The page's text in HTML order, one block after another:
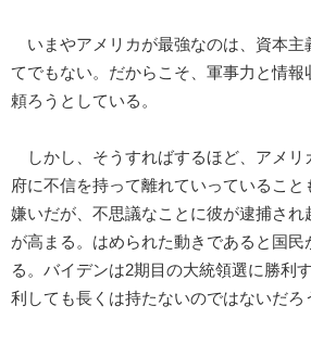
いまやアメリカが最強なのは、資本主
てでもない。だからこそ、軍事力と情報
頼ろうとしている。
しかし、そうすればするほど、アメリ
府に不信を持って離れていっていること
嫌いだが、不思議なことに彼が逮捕され
が高まる。はめられた動きであると国民
る。バイデンは2期目の大統領選に勝利
利しても長くは持たないのではないだろ